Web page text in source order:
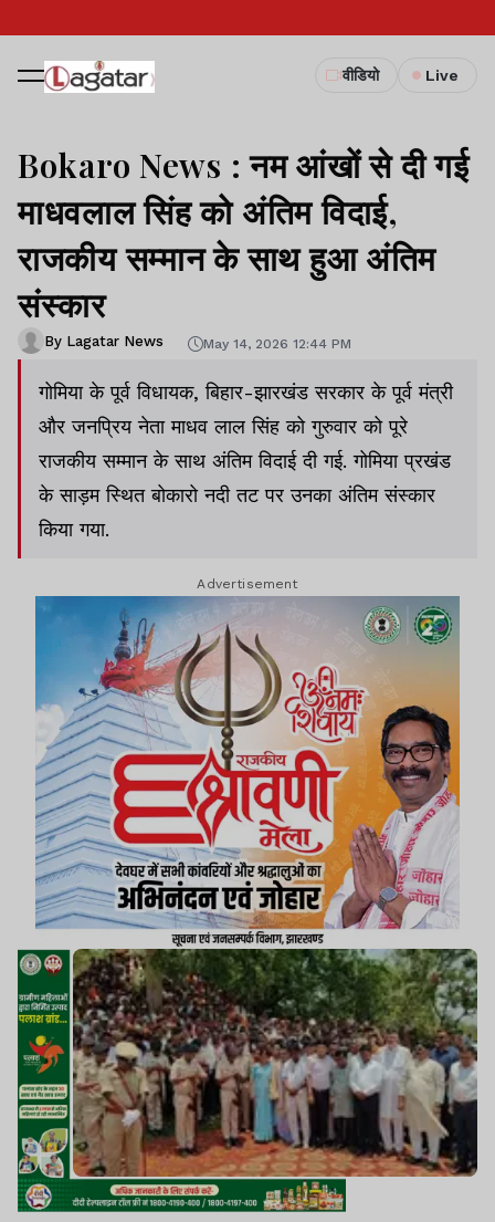
वीडियो Live
Bokaro News : नम आंखों से दी गई
माधवलाल सिंह को अंतिम विदाई,
राजकीय सम्मान के साथ हुआ अंतिम
संस्कार
By Lagatar News May 14, 2026 12:44 PM
गोमिया के पूर्व विधायक, बिहार-झारखंड सरकार के पूर्व मंत्री
और जनप्रिय नेता माधव लाल सिंह को गुरुवार को पूरे
राजकीय सम्मान के साथ अंतिम विदाई दी गई. गोमिया प्रखंड
के साड़म स्थित बोकारो नदी तट पर उनका अंतिम संस्कार
किया गया.
Advertisement